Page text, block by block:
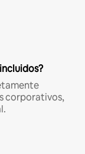
corporativos,